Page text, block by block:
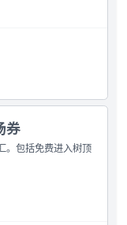
券
。包括免费进入树顶